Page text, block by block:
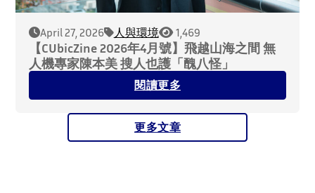
April 27, 2026 人與環境 1,469
【CUbicZine 2026年4月號】飛越山海之間 無
人機專家陳本美 搜人也護「醜八怪」
閱讀更多
更多文章